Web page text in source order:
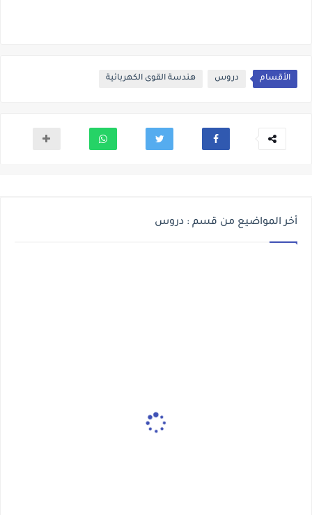
الأقسام دروس هندسة القوى الكهربائية
أخر المواضيع من قسم : دروس